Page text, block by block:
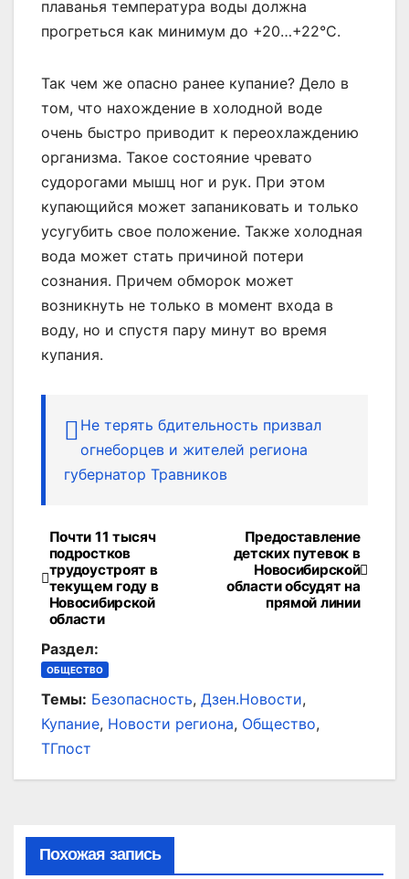
плаванья температура воды должна
прогреться как минимум до +20…+22°C.
Так чем же опасно ранее купание? Дело в
том, что нахождение в холодной воде
очень быстро приводит к переохлаждению
организма. Такое состояние чревато
судорогами мышц ног и рук. При этом
купающийся может запаниковать и только
усугубить свое положение. Также холодная
вода может стать причиной потери
сознания. Причем обморок может
возникнуть не только в момент входа в
воду, но и спустя пару минут во время
купания.
Не терять бдительность призвал
огнеборцев и жителей региона
губернатор Травников
Навигация
по
записям
Предоставление
детских путевок в
Новосибирской
области обсудят на
прямой линии
Почти 11 тысяч
подростков
трудоустроят в
текущем году в
Новосибирской
области
Раздел:
ОБЩЕСТВО
Темы: Безопасность, Дзен.Новости,
Купание, Новости региона, Общество,
ТГпост
Похожая запись